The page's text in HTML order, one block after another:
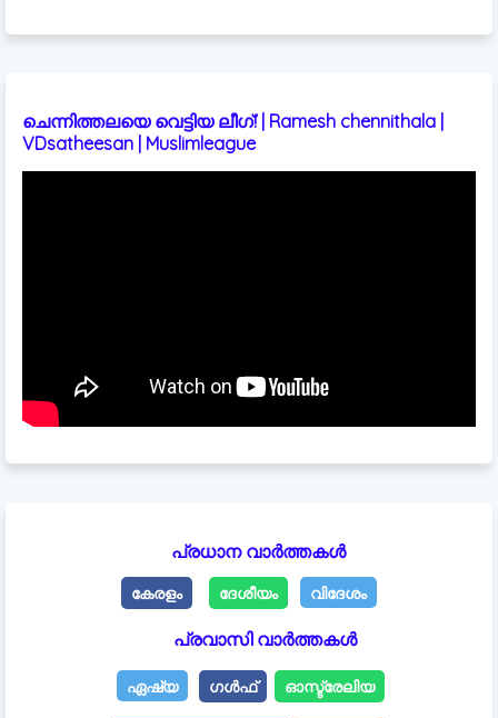
ചെന്നിത്തലയെ വെട്ടിയ ലീഗ്! | Ramesh chennithala |
VDsatheesan | Muslimleague
പ്രധാന വാർത്തകൾ
കേരളം ദേശീയം വിദേശം
പ്രവാസി വാർത്തകൾ
ഏഷ്യ ഗൾഫ് ഓസ്ട്രേലിയ